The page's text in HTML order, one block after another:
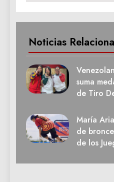
Noticias
suma
de Tiro
María
de
de los